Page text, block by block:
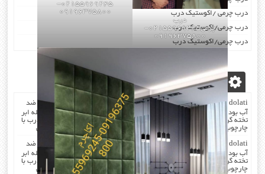
درب
چرمی02155969245-
09196375800
02155969245-
09196375800
درب چرمی /اکوستیک درب
درب چرمی/اکوستیک درب
درب چرمی/اکوستیک درب
آخرین دیدگاه‌ها
dolatiدر صدا گیر…درب اکوستیک…چرم کردن درب با مرغوب ترین چرم ضد
آب بودن چرم …در هنگام چرم کردن همه ی درز های درب و چارچوب بوسیله ابر
تخته گرفته میشود که جلوی صدا را میگیرد . کار در محل انجام میشود که درب با
چارچوب فیکس میشود۰۹۱۹۶۳۷۵۸۰۰-۰۹۳۰۷۸۰۱۷۸۸مهندس دولتی
dolati
صدا گیر…درب اکوستیک…چرم کردن درب با مرغوب ترین چرم ضد
آب بودن چرم …در هنگام چرم کردن همه ی درز های درب و چارچوب بوسیله ابر
تخته گرفته میشود که جلوی صدا را میگیرد . کار در محل انجام میشود که درب با
چارچوب فیکس میشود۰۹۱۹۶۳۷۵۸۰۰-۰۹۳۰۷۸۰۱۷۸۸مهندس دولتی